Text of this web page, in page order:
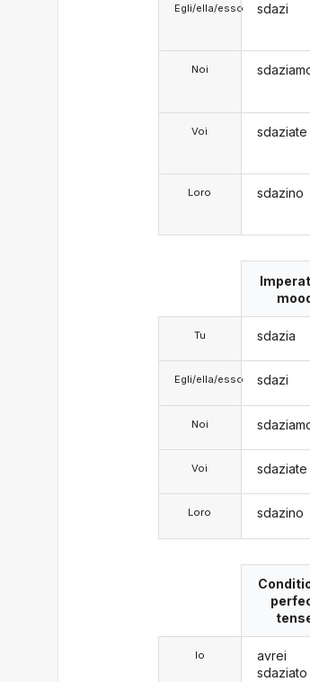
Egli/ella/esso
Noi
Voi
Loro
sdazi
sdaziate
sdazino
Tu
Egli/ella/esso
Noi
Voi
Loro
sdazia
sdazi
sdaziate
sdazino
Io
avrei
sdaziato